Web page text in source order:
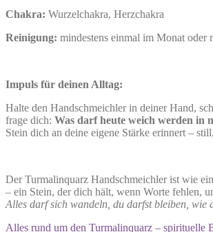
Chakra: Wurzelchakra, Herzchakra
Reinigung: mindestens einmal im Monat oder
Impuls für deinen Alltag:
Halte den Handschmeichler in deiner Hand,
frage dich: Was darf heute weich werden in
Stein dich an deine eigene Stärke erinnert –
Der Turmalinquarz Handschmeichler ist wie
– ein Stein, der dich hält, wenn Worte fehlen,
Alles darf sich wandeln, du darfst bleiben, wie
Alles rund um den Turmalinquarz – spirituelle